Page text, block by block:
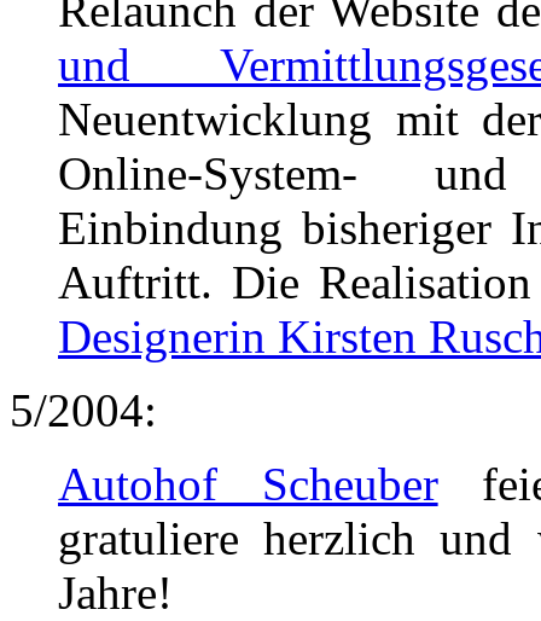
und
Neuentwicklung mit
Online-System-
Einbindung bisheriger
Auftritt. Die
Designerin Kirsten
5/2004:
Autohof Scheuber
gratuliere herzlich und
Jahre!